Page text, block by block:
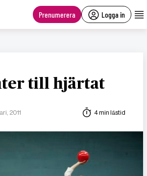
Prenumerera Logga in
till hjärtat
2011 4 min lästid